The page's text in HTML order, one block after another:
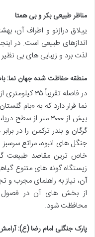
مناظر طبیعی بکر و بی همتا
ییلاق درازنو و اطراف آن،
اندازهای طبیعی است. در
لذت برد و زیبایی های بی
منطقه حفاظت شده جهان نما:
در فاصله
نما قرار دارد که به «بام
بیش از ۳۰۰۰ متر از
گرگان و بندر ترکمن را در
جنگل های انبوه، مراتع
خاص ترین مقاصد طبیعت
زیستگاه گونه های متنوع
آن، نیاز به راهنمای مجرب و
از بخش های آن در
محافظت شود.
پارک جنگلی امام رضا (ع):